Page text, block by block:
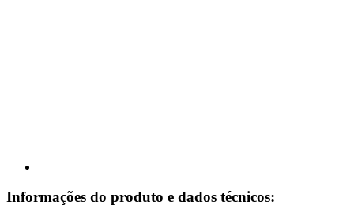
Informações do produto e dados técnicos: